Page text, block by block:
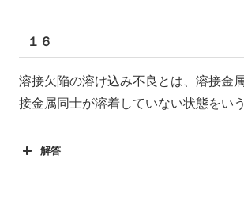
１６
溶接欠陥の溶け込み不良とは、溶接金
接金属同士が溶着していない状態をいう
解答